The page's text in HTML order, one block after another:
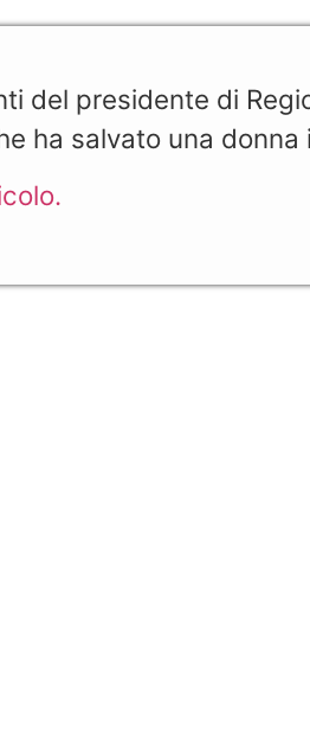
del presidente di
ha salvato una